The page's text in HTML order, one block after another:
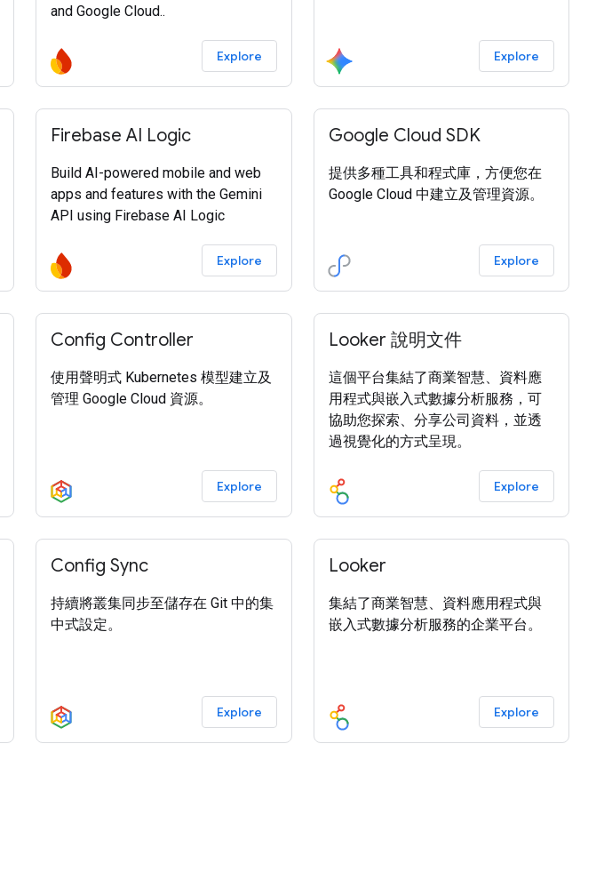
and Google Cloud..
Explore Explore
Firebase AI Logic
Build AI-powered mobile and web
apps and features with the Gemini
API using Firebase AI Logic
Explore
Google Cloud SDK
提供多種工具和程式庫，方便您在
Google Cloud 中建立及管理資源。
Explore
Config Controller
使用聲明式 Kubernetes 模型建立及
管理 Google Cloud 資源。
Explore
Looker 說明文件
這個平台集結了商業智慧、資料應
用程式與嵌入式數據分析服務，可
協助您探索、分享公司資料，並透
過視覺化的方式呈現。
Explore
Config Sync
持續將叢集同步至儲存在 Git 中的集
中式設定。
Explore
Looker
集結了商業智慧、資料應用程式與
嵌入式數據分析服務的企業平台。
Explore